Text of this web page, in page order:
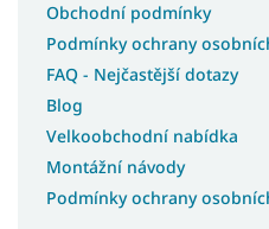
Obchodní podmínky
Podmínky ochrany
FAQ - Nejčastější dotazy
Blog
Velkoobchodní nabídka
Montážní návody
Podmínky ochrany